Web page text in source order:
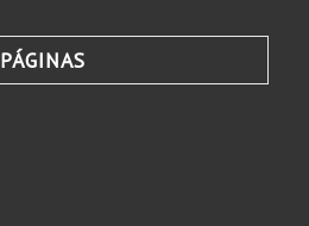
PÁGINAS